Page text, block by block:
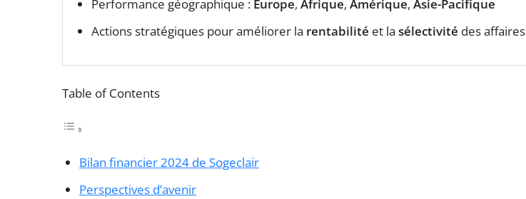
Performance géographique : Europe, Afrique, Amérique, Asie-Pacifique
Actions stratégiques pour améliorer la rentabilité et la sélectivité des affaires
Table of Contents
Bilan financier 2024 de Sogeclair
Perspectives d’avenir